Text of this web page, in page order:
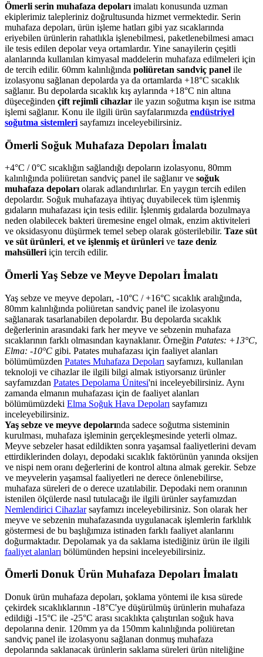
Ömerli serin muhafaza depoları imalatı konusunda uzman
ekiplerimiz talepleriniz doğrultusunda hizmet vermektedir. Serin
muhafaza depoları, ürün işleme hatları gibi yaz sıcaklarında
eriyebilen ürünlerin rahatlıkla işlenebilmesi, paketlenebilmesi amacı
ile tesis edilen depolar veya ortamlardır. Yine sanayilerin çeşitli
alanlarında kullanılan kimyasal maddelerin muhafaza edilmeleri için
de tercih edilir. 60mm kalınlığında poliüretan sandviç panel ile
izolasyonu sağlanan depolarda ya da ortamlarda +18°C sıcaklık
sağlanır. Bu depolarda sıcaklık kış aylarında +18°C nin altına
düşeceğinden çift rejimli cihazlar ile yazın soğutma kışın ise ısıtma
işlemi sağlanır. Konu ile ilgili ürün sayfalarımızda endüstriyel
soğutma sistemleri sayfamızı inceleyebilirsiniz.
Ömerli Soğuk Muhafaza Depoları İmalatı
+4°C / 0°C sıcaklığın sağlandığı depoların izolasyonu, 80mm
kalınlığında poliüretan sandviç panel ile sağlanır ve soğuk
muhafaza depoları olarak adlandırılırlar. En yaygın tercih edilen
depolardır. Soğuk muhafazaya ihtiyaç duyabilecek tüm işlenmiş
gıdaların muhafazası için tesis edilir. İşlenmiş gıdalarda bozulmaya
neden olabilecek bakteri üremesine engel olmak, enzim aktiviteleri
ve oksidasyonu düşürmek temel sebep olarak gösterilebilir. Taze süt
ve süt ürünleri, et ve işlenmiş et ürünleri ve taze deniz
mahsülleri için tercih edilir.
Ömerli Yaş Sebze ve Meyve Depoları İmalatı
Yaş sebze ve meyve depoları, -10°C / +16°C sıcaklık aralığında,
80mm kalınlığında poliüretan sandviç panel ile izolasyonu
sağlanarak tasarlanabilen depolardır. Bu depolarda sıcaklık
değerlerinin arasındaki fark her meyve ve sebzenin muhafaza
sıcaklarının farklı olmasından kaynaklanır. Örneğin Patates: +13°C,
Elma: -10°C gibi. Patates muhafazası için faaliyet alanları
bölümümüzden Patates Muhafaza Depoları sayfamızı, kullanılan
teknoloji ve cihazlar ile ilgili bilgi almak istiyorsanız ürünler
sayfamızdan Patates Depolama Ünitesi'ni inceleyebilirsiniz. Aynı
zamanda elmanın muhafazası için de faaliyet alanları
bölümümüzdeki Elma Soğuk Hava Depoları sayfamızı
inceleyebilirsiniz.
Yaş sebze ve meyve depolarında sadece soğutma sisteminin
kurulması, muhafaza işleminin gerçekleşmesinde yeterli olmaz.
Meyve sebzeler hasat edildikten sonra yaşamsal faaliyetlerini devam
ettirdiklerinden dolayı, depodaki sıcaklık faktörünün yanında oksijen
ve nispi nem oranı değerlerini de kontrol altına almak gerekir. Sebze
ve meyvelerin yaşamsal faaliyetleri ne derece önlenebilirse,
muhafaza süreleri de o derece uzatılabilir. Depodaki nem oranının
istenilen ölçülerde nasıl tutulacağı ile ilgili ürünler sayfamızdan
Nemlendirici Cihazlarsayfamızı inceleyebilirsiniz. Son olarak her
meyve ve sebzenin muhafazasında uygulanacak işlemlerin farklılık
göstermesi de bu başlığımıza istinaden farklı faaliyet alanlarını
doğurmaktadır. Depolamak ya da saklama istediğiniz ürün ile ilgili
faaliyet alanları bölümünden hepsini inceleyebilirsiniz.
Ömerli Donuk Ürün Muhafaza Depoları İmalatı
Donuk ürün muhafaza depoları, şoklama yöntemi ile kısa sürede
çekirdek sıcaklıklarının -18°C'ye düşürülmüş ürünlerin muhafaza
edildiği -15°C ile -25°C arası sıcaklıkta çalıştırılan soğuk hava
depolarına denir. 120mm ya da 150mm kalınlığında poliüretan
sandviç panel ile izolasyonu sağlanan donmuş muhafaza
depolarında saklanacak ürünlerin saklama süreleri ürün niteliğine